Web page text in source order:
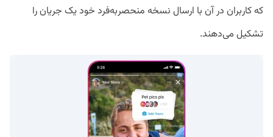
که کاربران در آن با ارسال نسخه منحصربه‌فرد خود یک جریان را
تشکیل می‌دهند.